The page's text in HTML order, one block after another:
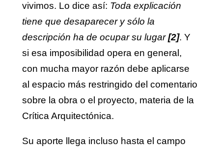
vivimos. Lo dice así: Toda explicación
tiene que desaparecer y sólo la
descripción ha de ocupar su lugar[2]. Y
si esa imposibilidad opera en general,
con mucha mayor razón debe aplicarse
al espacio más restringido del comentario
sobre la obra o el proyecto, materia de la
Crítica Arquitectónica.
Su aporte llega incluso hasta el campo